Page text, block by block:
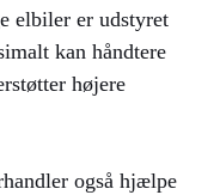
elbiler er udstyret
kan håndtere
højere
også hjælpe